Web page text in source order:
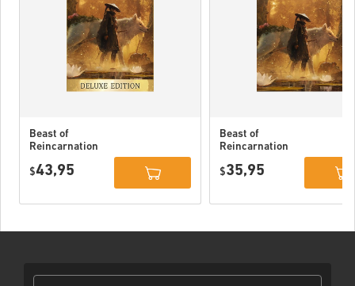
Beast of
Reincarnation
PC (STEAM)
$43,95
Beast of
Reincarnation
$35,95